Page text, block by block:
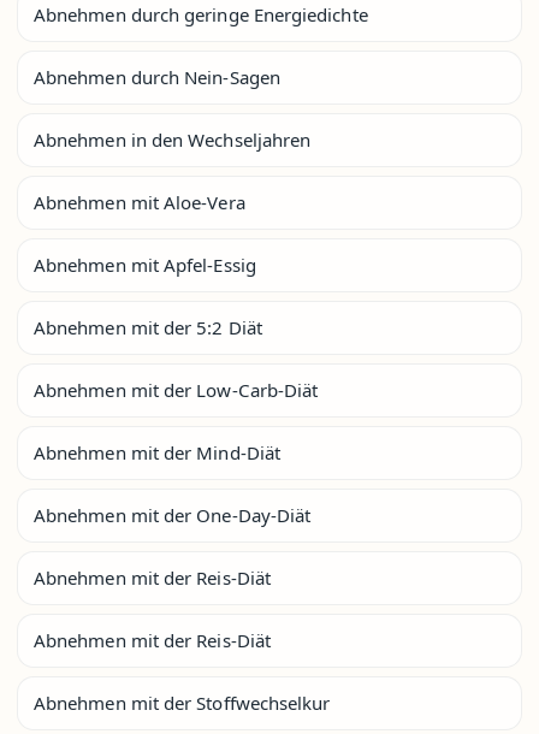
Abnehmen durch geringe Energiedichte
Abnehmen durch Nein-Sagen
Abnehmen in den Wechseljahren
Abnehmen mit Aloe-Vera
Abnehmen mit Apfel-Essig
Abnehmen mit der 5:2 Diät
Abnehmen mit der Low-Carb-Diät
Abnehmen mit der Mind-Diät
Abnehmen mit der One-Day-Diät
Abnehmen mit der Reis-Diät
Abnehmen mit der Reis-Diät
Abnehmen mit der Stoffwechselkur